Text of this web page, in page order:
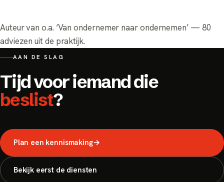
Auteur van o.a. ‘Van ondernemer naar ondernemen’— 80
adviezen uit de praktijk.
AAN DE SLAG
Tijd voor iemand die
beslist?
Plan een kennismaking→
Bekijk eerst de diensten